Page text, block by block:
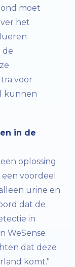
moet
het
de
voor
kunnen
in de
oplossing
voordeel
urine en
dat de
in
WeSense
dat deze
komt."